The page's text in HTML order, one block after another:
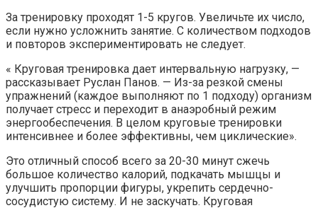
За тренировку проходят 1-5 кругов. Увеличьте их число,
если нужно усложнить занятие. С количеством подходов
и повторов экспериментировать не следует.
« Круговая тренировка дает интервальную нагрузку, —
рассказывает Руслан Панов. — Из-за резкой смены
упражнений (каждое выполняют по 1 подходу) организм
получает стресс и переходит в анаэробный режим
энергообеспечения. В целом круговые тренировки
интенсивнее и более эффективны, чем циклические».
Это отличный способ всего за 20-30 минут сжечь
большое количество калорий, подкачать мышцы и
улучшить пропорции фигуры, укрепить сердечно-
сосудистую систему. И не заскучать. Круговая